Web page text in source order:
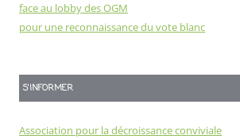
face au lobby des OGM
pour une reconnaissance du vote blanc
S'INFORMER
Association pour la décroissance conviviale